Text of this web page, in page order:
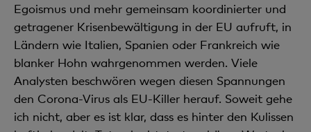
Egoismus und mehr gemeinsam koordinierter und
getragener Krisenbewältigung in der EU aufruft, in
Ländern wie Italien, Spanien oder Frankreich wie
blanker Hohn wahrgenommen werden. Viele
Analysten beschwören wegen diesen Spannungen
den Corona-Virus als EU-Killer herauf. Soweit gehe
ich nicht, aber es ist klar, dass es hinter den Kulissen